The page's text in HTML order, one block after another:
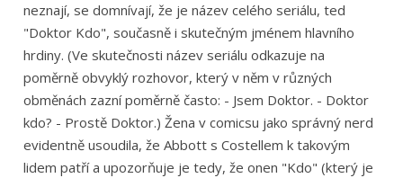
neznají, se domnívají, že je název celého seriálu, ted
"Doktor Kdo", současně i skutečným jménem hlavního
hrdiny. (Ve skutečnosti název seriálu odkazuje na
poměrně obvyklý rozhovor, který v něm v různých
obměnách zazní poměrně často: - Jsem Doktor. - Doktor
kdo? - Prostě Doktor.) Žena v comicsu jako správný nerd
evidentně usoudila, že Abbott s Costellem k takovým
lidem patří a upozorňuje je tedy, že onen "Kdo" (který je